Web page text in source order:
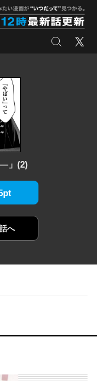
検索 X
」(2)
へ